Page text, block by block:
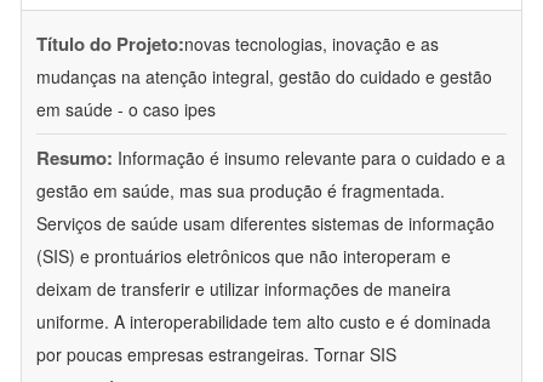
Título do Projeto:novas tecnologias, inovação e as
mudanças na atenção integral, gestão do cuidado e gestão
em saúde - o caso ipes
Resumo: Informação é insumo relevante para o cuidado e a
gestão em saúde, mas sua produção é fragmentada.
Serviços de saúde usam diferentes sistemas de informação
(SIS) e prontuários eletrônicos que não interoperam e
deixam de transferir e utilizar informações de maneira
uniforme. A interoperabilidade tem alto custo e é dominada
por poucas empresas estrangeiras. Tornar SIS